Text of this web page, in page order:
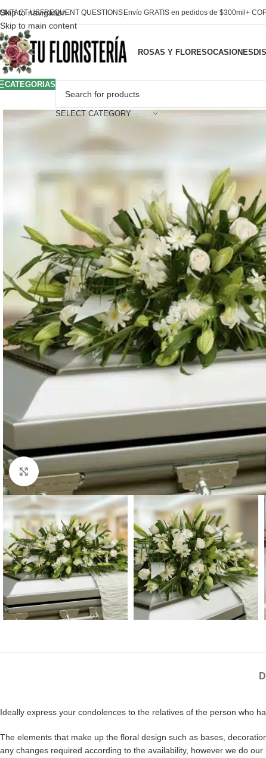
Skip to navigation
Skip to main content
USFREQUENT QUESTIONSEnvío GRATIS en pedidos de $300mil+
ROSAS Y FLORESOCASIONES
CATEGORIAS
SELECT CATEGORY
Click to enlarge
Ideally express your condolences to the relatives of the person who
The elements that make up the floral design such as bases,
any changes required according to the availability, however we do